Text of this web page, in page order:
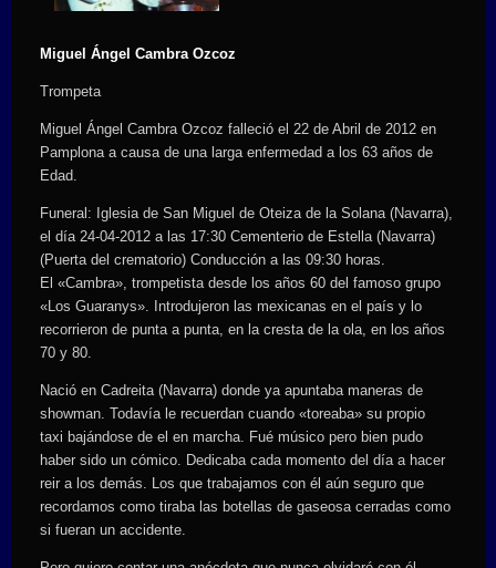
Miguel Ángel Cambra Ozcoz
Trompeta
Miguel Ángel Cambra Ozcoz falleció el 22 de Abril de 2012 en
Pamplona a causa de una larga enfermedad a los 63 años de
Edad.
Funeral: Iglesia de San Miguel de Oteiza de la Solana (Navarra),
el día 24-04-2012 a las 17:30 Cementerio de Estella (Navarra)
(Puerta del crematorio) Conducción a las 09:30 horas.
El «Cambra», trompetista desde los años 60 del famoso grupo
«Los Guaranys». Introdujeron las mexicanas en el país y lo
recorrieron de punta a punta, en la cresta de la ola, en los años
70 y 80.
Nació en Cadreita (Navarra) donde ya apuntaba maneras de
showman. Todavía le recuerdan cuando «toreaba» su propio
taxi bajándose de el en marcha. Fué músico pero bien pudo
haber sido un cómico. Dedicaba cada momento del día a hacer
reir a los demás. Los que trabajamos con él aún seguro que
recordamos como tiraba las botellas de gaseosa cerradas como
si fueran un accidente.